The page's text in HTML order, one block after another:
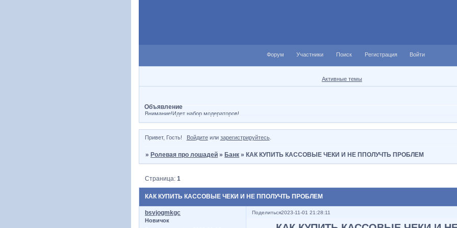
Форум Участники Поиск Регистрация Войти
Активные темы
Объявление
Внимание!Идет набор модераторов!
Привет, Гость! Войдитеили зарегистрируйтесь.
» Ролевая про лошадей » Банк » КАК КУПИТЬ КАССОВЫЕ ЧЕКИ И НЕ ППОЛУЧТЬ ПРОБЛЕМ
КАК КУПИТЬ КАССОВЫЕ ЧЕКИ И НЕ ППОЛУЧТЬ ПРОБЛЕМ
Страница:1
Поделиться2023-11-01 21:28:11
bsvjogmkgc
Новичок